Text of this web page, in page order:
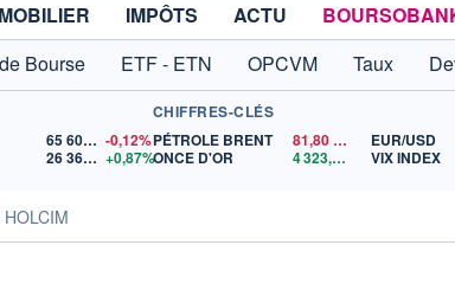
IMPÔTS ACTU
Bourse ETF - ETN OPCVM Taux
65 606,71 -0,12%
26 368,09 +0,87%
CHIFFRES-CLÉS
PÉTROLE BRENT
81,80
ONCE D'OR
4 323,56 $US
EUR/USD
VIX INDEX